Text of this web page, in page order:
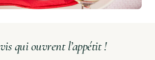
qui ouvrent l’appétit !